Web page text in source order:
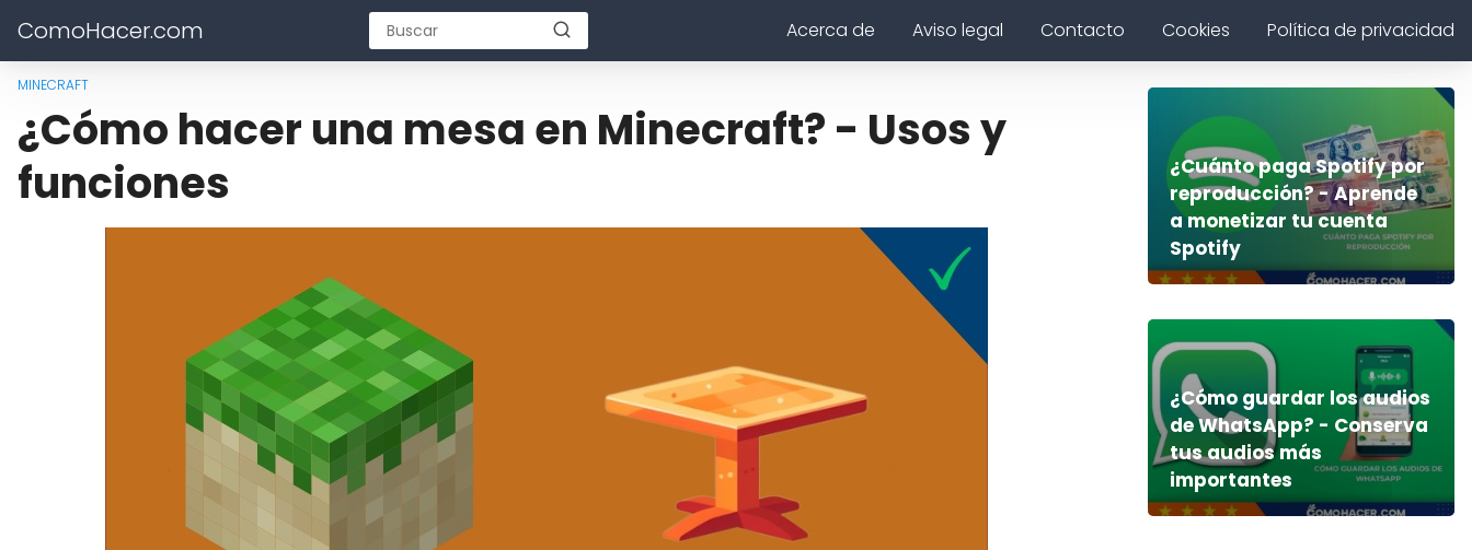
ComoHacer.com Acerca de Aviso legal Contacto Cookies Política de privacidad
MINECRAFT
¿Cómo hacer una mesa en Minecraft? - Usos y
funciones
¿Cuánto paga Spotify por
reproducción? - Aprende
a monetizar tu cuenta
Spotify
¿Cómo guardar los audios
de WhatsApp? - Conserva
tus audios más
importantes